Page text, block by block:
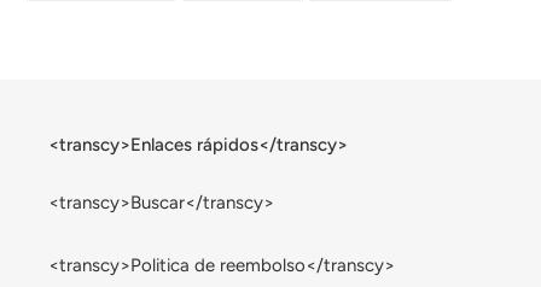
<transcy>Enlaces rápidos</transcy>
<transcy>Buscar</transcy>
<transcy>Politica de reembolso</transcy>